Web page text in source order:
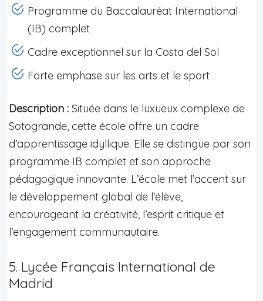
Programme du Baccalauréat International
(IB) complet
Cadre exceptionnel sur la Costa del Sol
Forte emphase sur les arts et le sport
Description : Située dans le luxueux complexe de
Sotogrande, cette école offre un cadre
d’apprentissage idyllique. Elle se distingue par son
programme IB complet et son approche
pédagogique innovante. L’école met l’accent sur
le développement global de l’élève,
encourageant la créativité, l’esprit critique et
l’engagement communautaire.
5. Lycée Français International de
Madrid